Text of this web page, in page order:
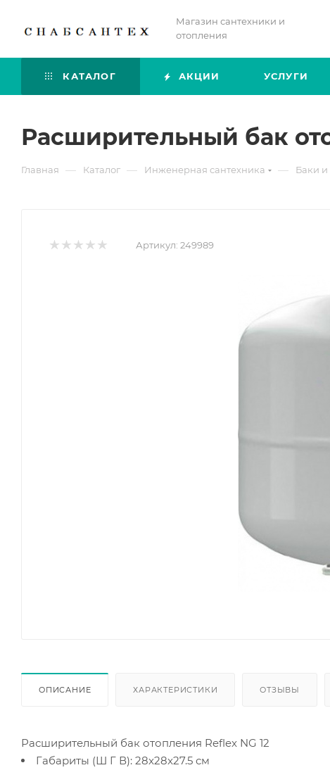
Магазин сантехники и
отопления
КАТАЛОГ АКЦИИ УСЛУГИ
Расширительный бак
Главная — Каталог — Инженерная сантехника — Баки и
Артикул: 249989
ОПИСАНИЕ ХАРАКТЕРИСТИКИ ОТЗЫВЫ
Расширительный бак отопления Reflex NG 12
Габариты (Ш Г В): 28x28x27.5 см